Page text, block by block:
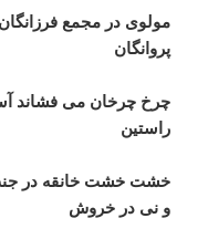
مولوی در مجمع
پروانگان
چرخ چرخان می
راستين
خشت خشت خانقه
و نی در خروش